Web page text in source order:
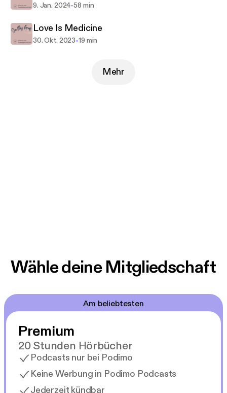
9. Jan. 2024-58 min
Love Is Medicine
30. Okt. 2023-19 min
Mehr
Wähle deine Mitgliedschaft
Am beliebtesten
Premium
20 Stunden Hörbücher
Podcasts nur bei Podimo
Keine Werbung in Podimo Podcasts
Jederzeit kündbar